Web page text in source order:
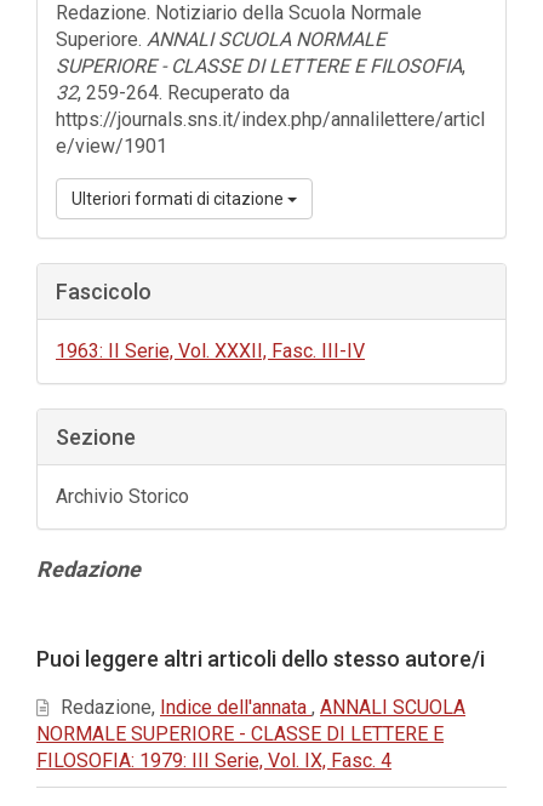
Redazione. Notiziario della Scuola Normale
Superiore. ANNALI SCUOLA NORMALE
SUPERIORE - CLASSE DI LETTERE E FILOSOFIA,
32, 259-264. Recuperato da
https://journals.sns.it/index.php/annalilettere/articl
e/view/1901
Ulteriori formati di citazione
Fascicolo
1963: II Serie, Vol. XXXII, Fasc. III-IV
Sezione
Archivio Storico
Contenuto
Redazione
dell'articolo
Puoi leggere altri articoli dello stesso autore/i
Redazione, Indice dell'annata , ANNALI SCUOLA
NORMALE SUPERIORE - CLASSE DI LETTERE E
FILOSOFIA: 1979: III Serie, Vol. IX, Fasc. 4